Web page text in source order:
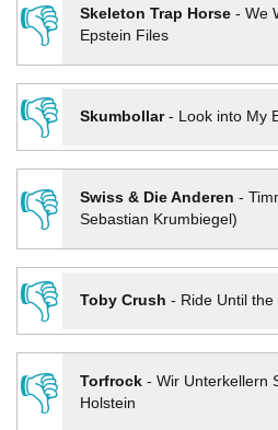
👎
Skeleton Trap Horse- We
Epstein Files
👎
Skumbollar- Look into My
👎
Swiss & Die Anderen -
Sebastian Krumbiegel)
👎
Toby Crush - Ride Until
👎
Torfrock- Wir Unterkellern
Holstein